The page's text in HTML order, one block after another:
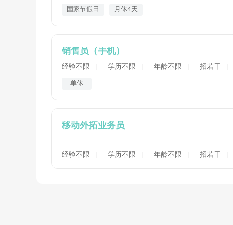
国家节假日 月休4天
销售员（手机）
经验不限 学历不限 年龄不限 招若干
单休
移动外拓业务员
经验不限 学历不限 年龄不限 招若干